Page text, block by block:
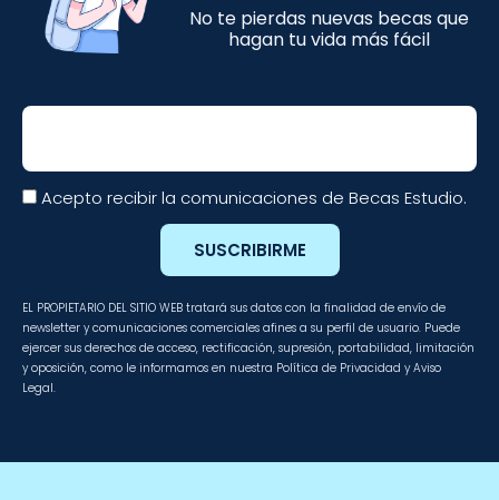
No te pierdas nuevas becas que
hagan tu vida más fácil
Email
Acepto recibir la comunicaciones de Becas Estudio.
SUSCRIBIRME
EL PROPIETARIO DEL SITIO WEB tratará sus datos con la finalidad de envío de
newsletter y comunicaciones comerciales afines a su perfil de usuario. Puede
ejercer sus derechos de acceso, rectificación, supresión, portabilidad, limitación
y oposición, como le informamos en nuestra Política de Privacidad y Aviso
Legal.